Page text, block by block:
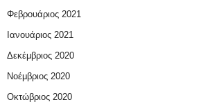
Φεβρουάριος 2021
Ιανουάριος 2021
Δεκέμβριος 2020
Νοέμβριος 2020
Οκτώβριος 2020